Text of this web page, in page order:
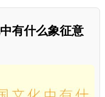
有什么象征意